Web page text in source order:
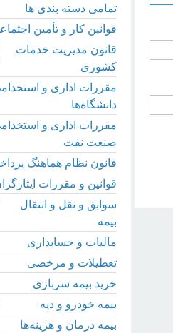
تمامی دسته بندی ها
قوانین کار و تأمین
قانون مدیریت خدمات
کشوری
مقررات اداری و
دانشگاه‌ها
مقررات اداری و
صنعت نفت
قانون نظام هماهنگ
قوانین و مقررات
سوابق و نقل و انتقال
بیمه‌
مالیات و حسابداری
تعطیلات و مرخصی
خرید بیمه سربازی
بیمه خودرو و دیه
بیمه درمان و هزینه‌ها